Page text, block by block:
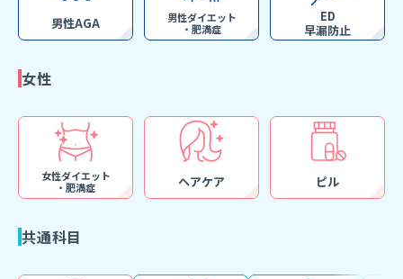
男性AGA
男性ダイエット
・肥満症
ED
早漏防止
女性
女性ダイエット
・肥満症
ヘアケア ピル
共通科目